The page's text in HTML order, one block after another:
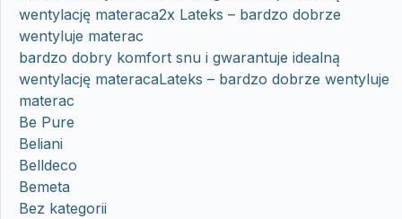
wentylację materaca2x Lateks – bardzo dobrze
wentyluje materac
bardzo dobry komfort snu i gwarantuje idealną
wentylację materacaLateks – bardzo dobrze wentyluje
materac
Be Pure
Beliani
Belldeco
Bemeta
Bez kategorii